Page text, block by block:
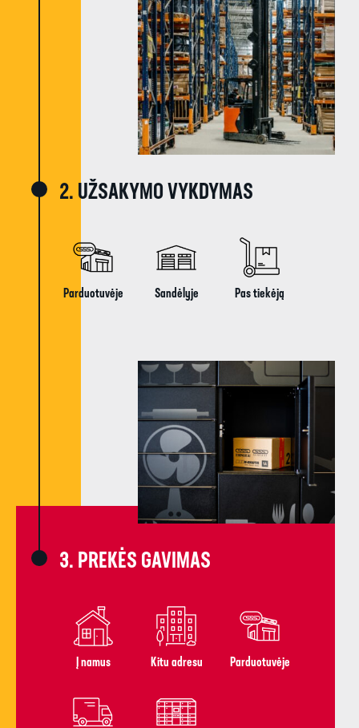
2. UŽSAKYMO VYKDYMAS​
Parduotuvėje​ Sandėlyje Pas tiekėją
3. PREKĖS GAVIMAS​
Į namus​ Kitu adresu​ Parduotuvėje